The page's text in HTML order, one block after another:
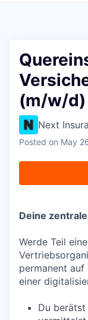
(m/w/d)
Next
Posted on May
Deine
Werde Teil
permanent auf
einer
Du